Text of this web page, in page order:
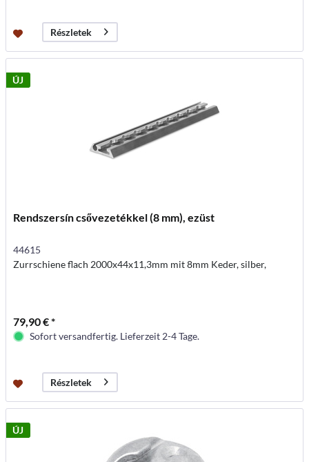
Részletek
ÚJ
Rendszersín csővezetékkel (8 mm), ezüst
44615
Zurrschiene flach 2000x44x11,3mm mit 8mm Keder, silber,
79,90 € *
Sofort versandfertig. Lieferzeit 2-4 Tage.
Részletek
ÚJ